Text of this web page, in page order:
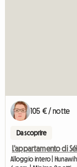
105 € / notte
Da scoprire
L'appartamento di
Alloggio intero |